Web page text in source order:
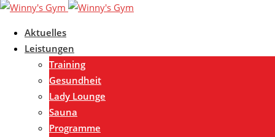
Aktuelles
Leistungen
Training
Gesundheit
Lady Lounge
Sauna
Programme